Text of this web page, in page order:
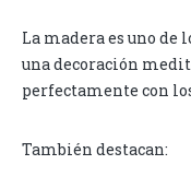
La madera es uno
una decoración
perfectamente con
También destacan: